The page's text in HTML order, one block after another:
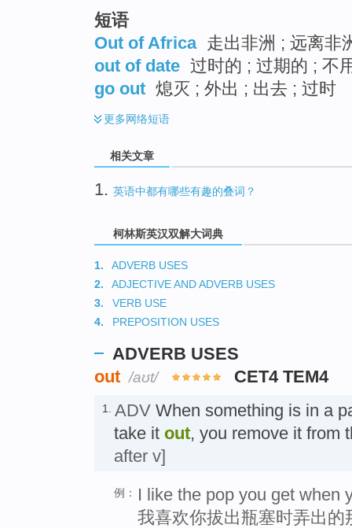
短语
Out of Africa 走出非洲 ; 远离非
out of date 过时的 ; 过期的 ; 不
go out 熄灭 ; 外出 ; 出去 ; 过时
更多网络短语
相关文章
1. 英语中都有哪些有趣的叠词？
柯林斯英汉双解大词典
1.
ADVERB USES
2.
ADJECTIVE AND ADVERB USES
3.
VERB USE
4.
PREPOSITION USES
ADVERB USES
out /aʊt/ CET4 TEM4
1. ADV When something is in a
take it out, you remove it from
after v]
例：
I like the pop you get when
我喜欢你拔出瓶塞时弄出的